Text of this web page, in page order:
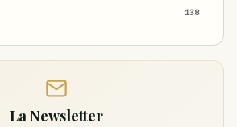
138
La Newsletter